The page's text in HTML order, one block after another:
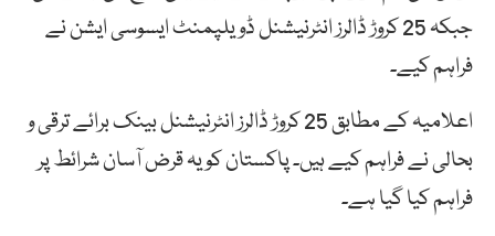
جبکہ 25 کروڑ ڈالرز انٹرنیشنل ڈویلپمنٹ ایسوسی ایشن نے
فراہم کیے۔
اعلامیہ کے مطابق 25 کروڑ ڈالرز انٹرنیشنل بینک برائے ترقی و
بحالی نے فراہم کیے ہیں۔ پاکستان کو یہ قرض آسان شرائط پر
فراہم کیا گیا ہے۔